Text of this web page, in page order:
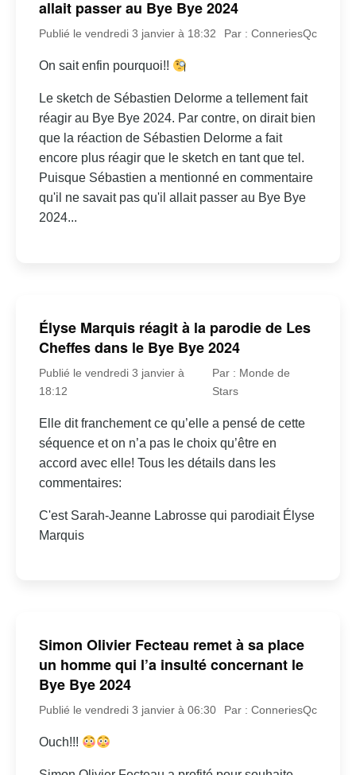
allait passer au Bye Bye 2024
Publié le vendredi 3 janvier à 18:32 Par : ConneriesQc
On sait enfin pourquoi!!
Le sketch de Sébastien Delorme a tellement fait
réagir au Bye Bye 2024. Par contre, on dirait bien
que la réaction de Sébastien Delorme a fait
encore plus réagir que le sketch en tant que tel.
Puisque Sébastien a mentionné en commentaire
qu'il ne savait pas qu'il allait passer au Bye Bye
2024...
Élyse Marquis réagit à la parodie de Les
Cheffes dans le Bye Bye 2024
Publié le vendredi 3 janvier à
18:12
Par : Monde de
Stars
Elle dit franchement ce qu’elle a pensé de cette
séquence et on n’a pas le choix qu’être en
accord avec elle! Tous les détails dans les
commentaires:
C'est Sarah-Jeanne Labrosse qui parodiait Élyse
Marquis
Simon Olivier Fecteau remet à sa place
un homme qui l’a insulté concernant le
Bye Bye 2024
Publié le vendredi 3 janvier à 06:30 Par : ConneriesQc
Ouch!!!